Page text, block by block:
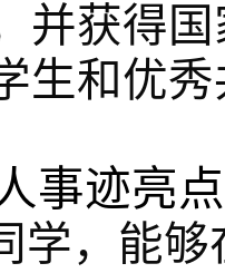
并获得
生和优
事迹亮点
学，能